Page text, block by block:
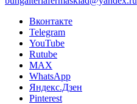
Вконтакте
Telegram
YouTube
Rutube
MAX
WhatsApp
Яндекс.Дзен
Pinterest